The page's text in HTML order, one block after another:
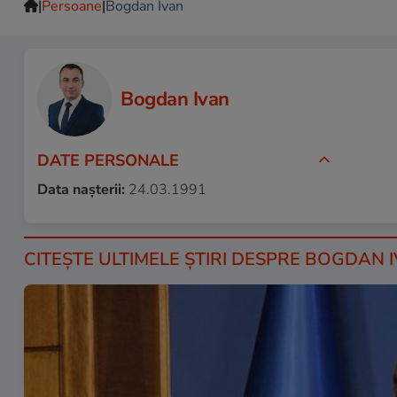
|Persoane|Bogdan Ivan
Bogdan Ivan
DATE PERSONALE
Data nașterii: 24.03.1991
CITEŞTE ULTIMELE ŞTIRI DESPRE BOGDAN